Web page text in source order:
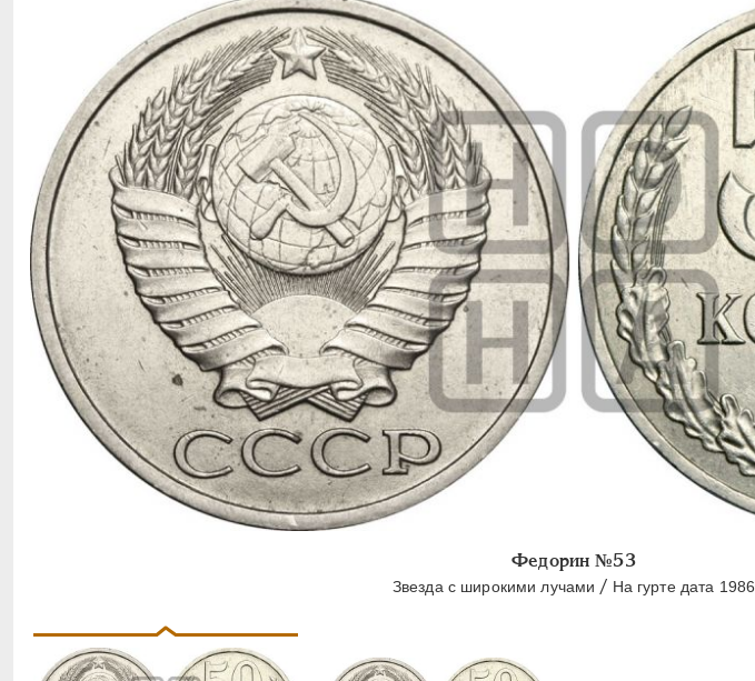
Федорин №53
Звезда с широкими лучами / На гурте дата 1986